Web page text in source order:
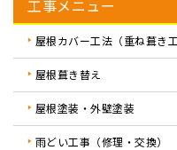
工事メニュー
屋根カバー工法（重ね葺き工
屋根葺き替え
屋根塗装・外壁塗装
雨どい工事（修理・交換）